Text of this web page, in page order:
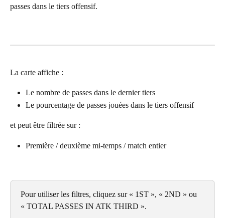
passes dans le tiers offensif.
La carte affiche :
Le nombre de passes dans le dernier tiers
Le pourcentage de passes jouées dans le tiers offensif
et peut être filtrée sur :
Première / deuxième mi-temps / match entier
Pour utiliser les filtres, cliquez sur « 1ST », « 2ND » ou
« TOTAL PASSES IN ATK THIRD ».